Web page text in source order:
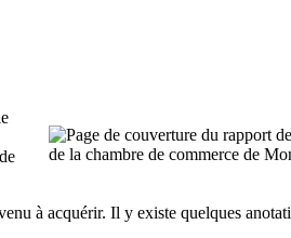
à acquérir. Il y existe quelques